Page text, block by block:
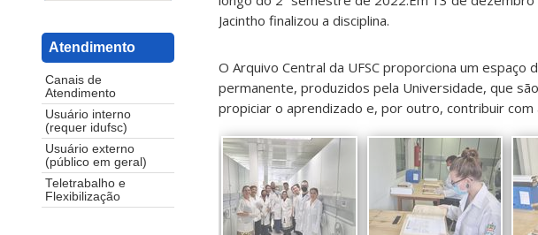
Atendimento
Canais de
Atendimento
Usuário interno
(requer idufsc)
Usuário externo
(público em geral)
Teletrabalho e
Flexibilização
Jacintho finalizou a disciplina.
O Arquivo Central da UFSC proporciona um
permanente, produzidos pela Universidade, que
propiciar o aprendizado e, por outro, contribuir